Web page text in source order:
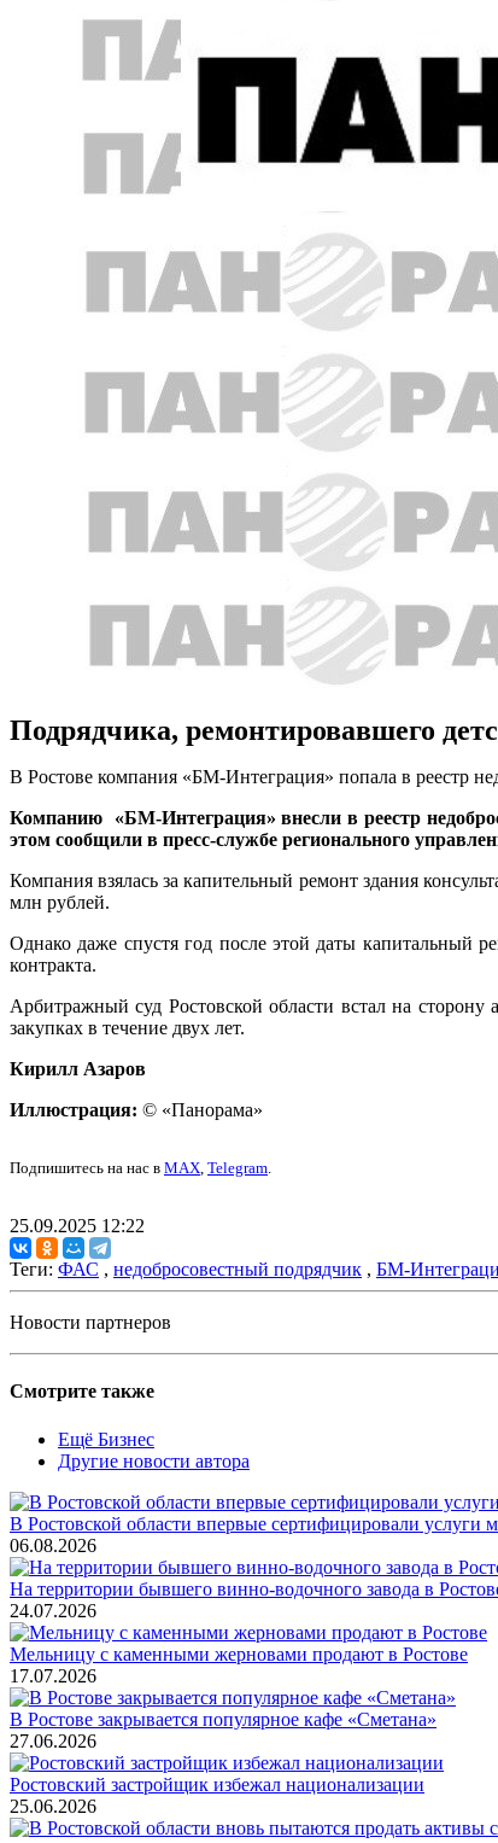
Подрядчика, ремонтировавшего
В Ростове компания «БМ-Интеграция» попала в реестр
Компанию «БМ-Интеграция» внесли в реестр
этом сообщили в пресс-службе регионального
Компания взялась за капительный ремонт здания
млн рублей.
Однако даже спустя год после этой даты капитальный
контракта.
Арбитражный суд Ростовской области встал на
закупках в течение двух лет.
Кирилл Азаров
Иллюстрация: © «Панорама»
Подпишитесь на нас в MAX, Telegram.
25.09.2025 12:22
Теги: ФАС , недобросовестный подрядчик , БМ-
Новости партнеров
Смотрите также
Ещё Бизнес
Другие новости автора
В Ростовской области впервые сертифицировали услуги
06.08.2026
На территории бывшего винно-водочного завода в
24.07.2026
Мельницу с каменными жерновами продают в Ростове
17.07.2026
В Ростове закрывается популярное кафе «Сметана»
27.06.2026
Ростовский застройщик избежал национализации
25.06.2026